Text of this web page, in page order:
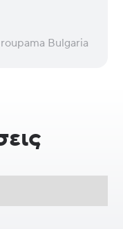
Bulgaria